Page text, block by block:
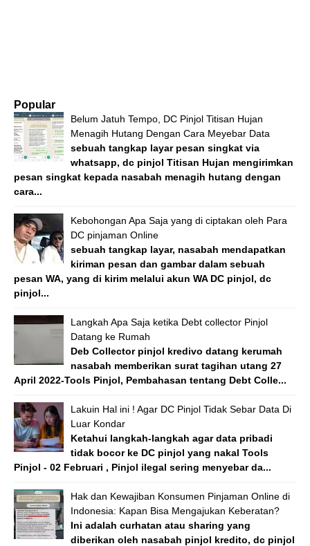
Popular
Belum Jatuh Tempo, DC Pinjol Titisan Hujan
Menagih Hutang Dengan Cara Meyebar Data
sebuah tangkap layar pesan singkat via
whatsapp, dc pinjol Titisan Hujan mengirimkan
pesan singkat kepada nasabah menagih hutang dengan
cara...
Kebohongan Apa Saja yang di ciptakan oleh Para
DC pinjaman Online
sebuah tangkap layar, nasabah mendapatkan
kiriman pesan dan gambar dalam sebuah
pesan WA, yang di kirim melalui akun WA DC pinjol, dc
pinjol...
Langkah Apa Saja ketika Debt collector Pinjol
Datang ke Rumah
Deb Collector pinjol kredivo datang kerumah
nasabah memberikan surat tagihan utang 27
April 2022-Tools Pinjol, Pembahasan tentang Debt Colle...
Lakuin Hal ini ! Agar DC Pinjol Tidak Sebar Data Di
Luar Kondar
Ketahui langkah-langkah agar data pribadi
tidak bocor ke DC pinjol yang nakal Tools
Pinjol - 02 Februari , Pinjol ilegal sering menyebar da...
Hak dan Kewajiban Konsumen Pinjaman Online di
Indonesia: Kapan Bisa Mengajukan Keberatan?
Ini adalah curhatan atau sharing yang
diberikan oleh nasabah pinjol kredito, dc pinjol